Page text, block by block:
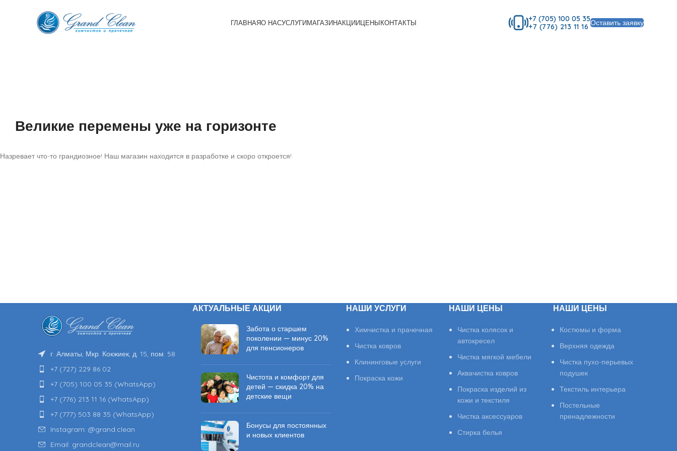
ГЛАВНАЯО НАСУСЛУГИМАГАЗИНАКЦИИЦЕНЫКОНТАКТЫ
+7 (705) 100 05 35
+7 (776) 213 11 16 Оставить заявку
Великие перемены уже на горизонте
Назревает что-то грандиозное! Наш магазин находится в разработке и скоро откроется!
г. Алматы, Мкр. Кокжиек, д. 15, пом. 58
+7 (727) 229 86 02
+7 (705) 100 05 35 (WhatsApp)
+7 (776) 213 11 16 (WhatsApp)
+7 (777) 503 88 35 (WhatsApp)
Instagram: @grand.clean
Email: grandclean@mail.ru
АКТУАЛЬНЫЕ АКЦИИ
Забота о старшем
поколении — минус 20%
для пенсионеров
Чистота и комфорт для
детей — скидка 20% на
детские вещи
Бонусы для постоянных
и новых клиентов
НАШИ УСЛУГИ
Химчистка и прачечная
Чистка ковров
Клининговые услуги
Покраска кожи
НАШИ ЦЕНЫ
Чистка колясок и
автокресел
Чистка мягкой мебели
Аквачистка ковров
Покраска изделий из
кожи и текстиля
Чистка аксессуаров
Стирка белья
НАШИ ЦЕНЫ
Костюмы и форма
Верхняя одежда
Чистка пухо-перьевых
подушек
Текстиль интерьера
Постельные
пренадлежности